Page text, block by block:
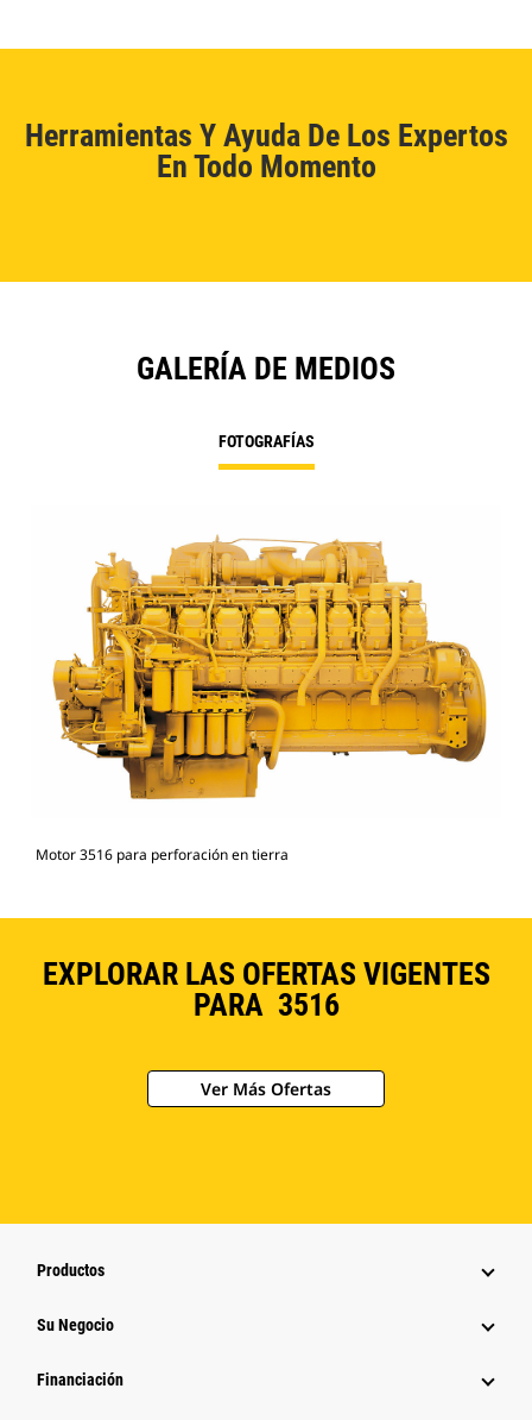
Herramientas Y Ayuda De Los Expertos
En Todo Momento
GALERÍA DE MEDIOS
FOTOGRAFÍAS
Motor 3516 para perforación en tierra
EXPLORAR LAS OFERTAS VIGENTES
PARA 3516
Ver Más Ofertas
Productos
Su Negocio
Financiación